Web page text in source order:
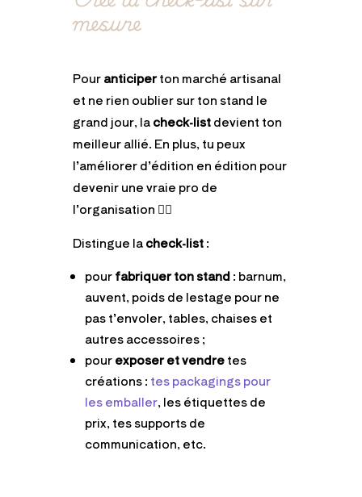
mesure
Pouranticiperton marché artisanal
et ne rien oublier sur ton stand le
grand jour, lacheck-listdevient ton
meilleur allié. En plus, tu peux
l’améliorer d’édition en édition pour
devenir une vraie pro de
l’organisation 👌🏻
Distingue lacheck-list:
pourfabriquer ton stand: barnum,
auvent, poids de lestage pour ne
pas t’envoler, tables, chaises et
autres accessoires ;
pourexposer et vendretes
créations : tes packagings pour
les emballer, les étiquettes de
prix, tes supports de
communication, etc.